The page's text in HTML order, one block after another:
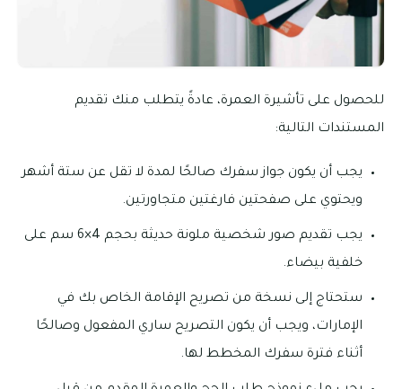
للحصول على تأشيرة العمرة، عادةً يتطلب منك تقديم
المستندات التالية:
يجب أن يكون جواز سفرك صالحًا لمدة لا تقل عن ستة أشهر
ويحتوي على صفحتين فارغتين متجاورتين.
يجب تقديم صور شخصية ملونة حديثة بحجم 4×6 سم على
خلفية بيضاء.
ستحتاج إلى نسخة من تصريح الإقامة الخاص بك في
الإمارات، ويجب أن يكون التصريح ساري المفعول وصالحًا
أثناء فترة سفرك المخطط لها.